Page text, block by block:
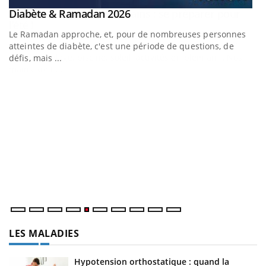
Youtube
Diabète & Ramadan 2026Youtube
Le Ramadan approche, et, pour de nombreuses personnes
atteintes de diabète, c'est une période de questions, de
défis, mais ...
LES MALADIES
Hypotension orthostatique : quand la